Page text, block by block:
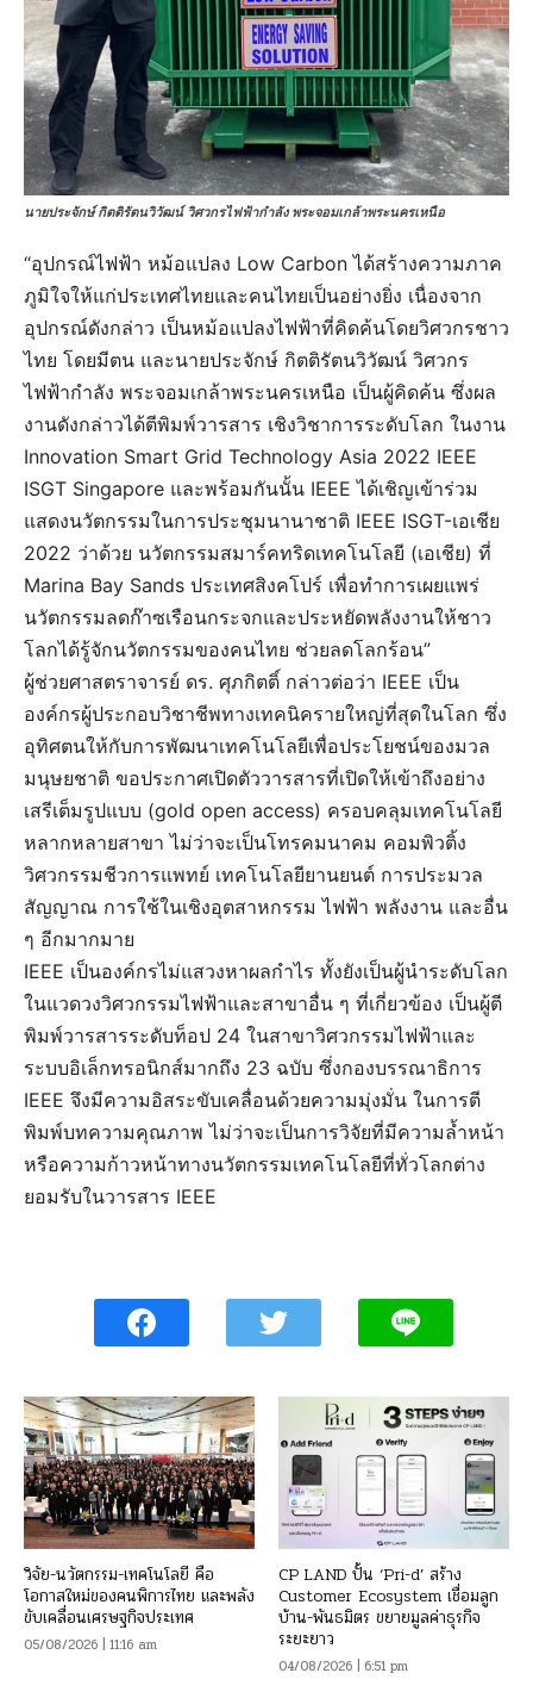
นายประจักษ์ กิตติรัตนวิวัฒน์ วิศวกรไฟฟ้ากำลัง พระจอมเกล้าพระนครเหนือ
“อุปกรณ์ไฟฟ้า หม้อแปลง Low Carbon ได้สร้างความภาค
ภูมิใจให้แก่ประเทศไทยและคนไทยเป็นอย่างยิ่ง เนื่องจาก
อุปกรณ์ดังกล่าว เป็นหม้อแปลงไฟฟ้าที่คิดค้นโดยวิศวกรชาว
ไทย โดยมีตน และนายประจักษ์ กิตติรัตนวิวัฒน์ วิศวกร
ไฟฟ้ากำลัง พระจอมเกล้าพระนครเหนือ เป็นผู้คิดค้น ซึ่งผล
งานดังกล่าวได้ตีพิมพ์วารสาร เชิงวิชาการระดับโลก ในงาน
Innovation Smart Grid Technology Asia 2022 IEEE
ISGT Singapore และพร้อมกันนั้น IEEE ได้เชิญเข้าร่วม
แสดงนวัตกรรมในการประชุมนานาชาติ IEEE ISGT-เอเชีย
2022 ว่าด้วย นวัตกรรมสมาร์คทริดเทคโนโลยี (เอเชีย) ที่
Marina Bay Sands ประเทศสิงคโปร์ เพื่อทำการเผยแพร่
นวัตกรรมลดก๊าซเรือนกระจกและประหยัดพลังงานให้ชาว
โลกได้รู้จักนวัตกรรมของคนไทย ช่วยลดโลกร้อน”
ผู้ช่วยศาสตราจารย์ ดร. ศุภกิตติ์ กล่าวต่อว่า IEEE เป็น
องค์กรผู้ประกอบวิชาชีพทางเทคนิครายใหญ่ที่สุดในโลก ซึ่ง
อุทิศตนให้กับการพัฒนาเทคโนโลยีเพื่อประโยชน์ของมวล
มนุษยชาติ ขอประกาศเปิดตัววารสารที่เปิดให้เข้าถึงอย่าง
เสรีเต็มรูปแบบ (gold open access) ครอบคลุมเทคโนโลยี
หลากหลายสาขา ไม่ว่าจะเป็นโทรคมนาคม คอมพิวติ้ง
วิศวกรรมชีวการแพทย์ เทคโนโลยียานยนต์ การประมวล
สัญญาณ การใช้ในเชิงอุตสาหกรรม ไฟฟ้า พลังงาน และอื่น
ๆ อีกมากมาย
IEEE เป็นองค์กรไม่แสวงหาผลกำไร ทั้งยังเป็นผู้นำระดับโลก
ในแวดวงวิศวกรรมไฟฟ้าและสาขาอื่น ๆ ที่เกี่ยวข้อง เป็นผู้ตี
พิมพ์วารสารระดับท็อป 24 ในสาขาวิศวกรรมไฟฟ้าและ
ระบบอิเล็กทรอนิกส์มากถึง 23 ฉบับ ซึ่งกองบรรณาธิการ
IEEE จึงมีความอิสระขับเคลื่อนด้วยความมุ่งมั่น ในการตี
พิมพ์บทความคุณภาพ ไม่ว่าจะเป็นการวิจัยที่มีความล้ำหน้า
หรือความก้าวหน้าทางนวัตกรรมเทคโนโลยีที่ทั่วโลกต่าง
ยอมรับในวารสาร IEEE
วิจัย-นวัตกรรม-เทคโนโลยี คือ
โอกาสใหม่ของคนพิการไทย และพลัง
ขับเคลื่อนเศรษฐกิจประเทศ
05/08/2026 | 11:16 am
CP LAND ปั้น ‘Pri-d’ สร้าง
Customer Ecosystem เชื่อมลูก
บ้าน-พันธมิตร ขยายมูลค่าธุรกิจ
ระยะยาว
04/08/2026 | 6:51 pm